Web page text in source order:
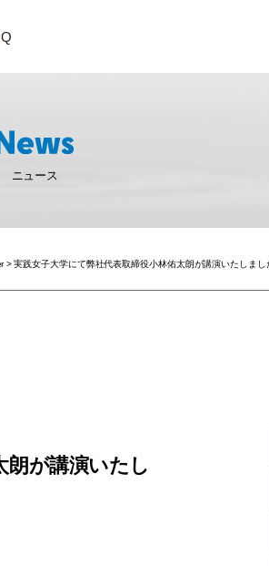
ニュース
>実践女子大学にて弊社代表取締役小林佑太朗が講演いたしまし
朗が講演いたし